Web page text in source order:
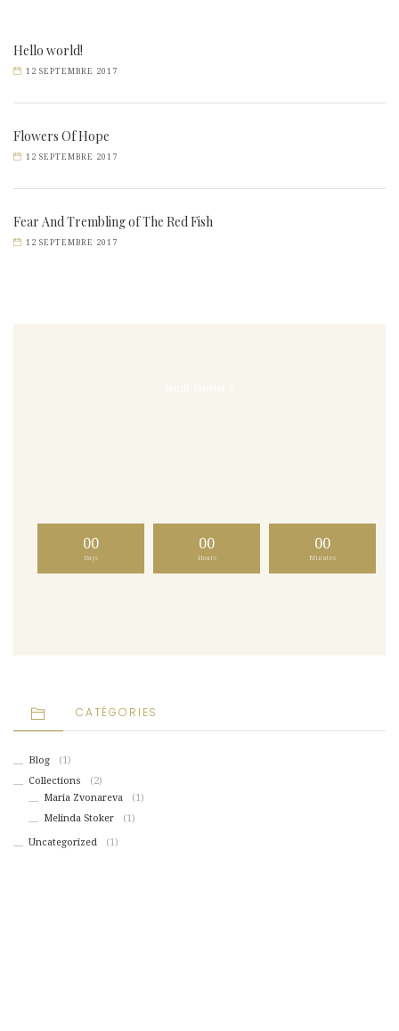
Hello world!
12 SEPTEMBRE 2017
Flowers Of Hope
12 SEPTEMBRE 2017
Fear And Trembling of The Red Fish
12 SEPTEMBRE 2017
00
Days
00
Hours
00
Minutes
CATÉGORIES
Blog
(1)
Collections
(2)
Maria Zvonareva
(1)
Melinda Stoker
(1)
Uncategorized (1)